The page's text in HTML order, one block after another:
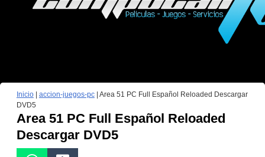
Inicio| accion-juegos-pc| Area 51 PC Full Español Reloaded Descargar
DVD5
Area 51 PC Full Español Reloaded
Descargar DVD5